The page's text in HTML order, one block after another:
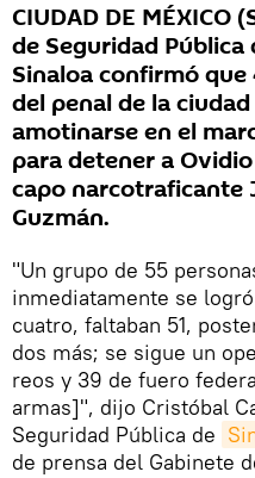
CIUDAD DE
de Seguridad
Sinaloa confirmó
del penal de la
amotinarse en el
para detener a
capo narcotraficante
Guzmán.
"Un grupo de 55
inmediatamente se
cuatro, faltaban 51,
dos más; se sigue un
reos y 39 de fuero
armas]", dijo Cristóbal
Seguridad Pública de
de prensa del Gabinete